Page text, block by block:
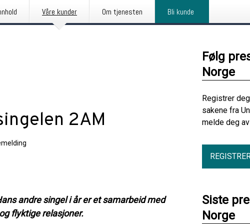
Våre kunder Om tjenesten Bli kunde
2AM
andre singel i år er et samarbeid med
flyktige relasjoner.
Følg
Norge
Registrer
sakene fra
melde deg
Siste
Norge